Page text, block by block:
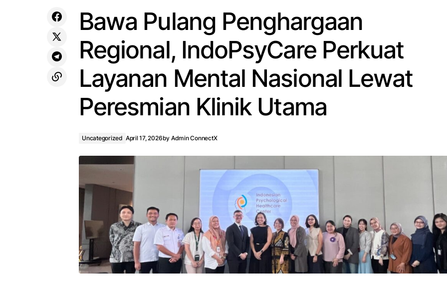
Bawa Pulang Penghargaan
Regional, IndoPsyCare Perkuat
Layanan Mental Nasional Lewat
Peresmian Klinik Utama
Uncategorized April 17, 2026by Admin ConnectX